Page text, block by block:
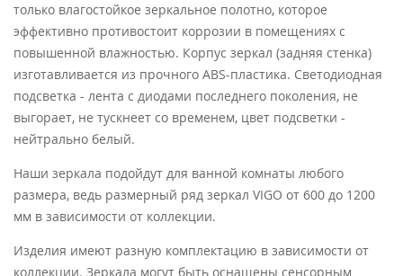
только влагостойкое зеркальное полотно, которое
эффективно противостоит коррозии в помещениях с
повышенной влажностью. Корпус зеркал (задняя стенка)
изготавливается из прочного ABS-пластика. Светодиодная
подсветка - лента с диодами последнего поколения, не
выгорает, не тускнеет со временем, цвет подсветки -
нейтрально белый.
Наши зеркала подойдут для ванной комнаты любого
размера, ведь размерный ряд зеркал VIGO от 600 до 1200
мм в зависимости от коллекции.
Изделия имеют разную комплектацию в зависимости от
коллекции. Зеркала могут быть оснащены сенсорным